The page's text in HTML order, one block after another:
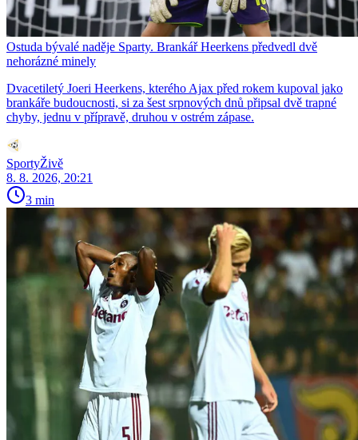
Ostuda bývalé naděje Sparty. Brankář Heerkens předvedl dvě
nehorázné minely
Dvacetiletý Joeri Heerkens, kterého Ajax před rokem kupoval jako
brankáře budoucnosti, si za šest srpnových dnů připsal dvě trapné
chyby, jednu v přípravě, druhou v ostrém zápase.
SportyŽivě
8. 8. 2026, 20:21
3 min